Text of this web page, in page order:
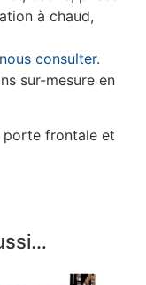
à chaud,
nous consulter.
sur-mesure en
porte frontale et